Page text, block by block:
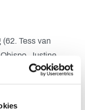
Tess van
Justine
van der
Esmee de Graaf